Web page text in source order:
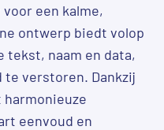
een kalme,
ontwerp biedt volop
naam en data,
te verstoren. Dankzij
eenvoud en